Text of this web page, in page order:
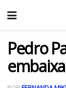
Pedro